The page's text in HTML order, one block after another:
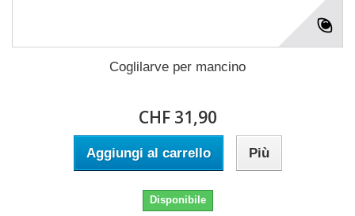
Coglilarve per mancino
CHF 31,90
Aggiungi al carrello Più
Disponibile